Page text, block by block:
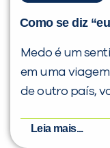
Como se diz
Medo é um
em uma
de outro país,
Leia mais...